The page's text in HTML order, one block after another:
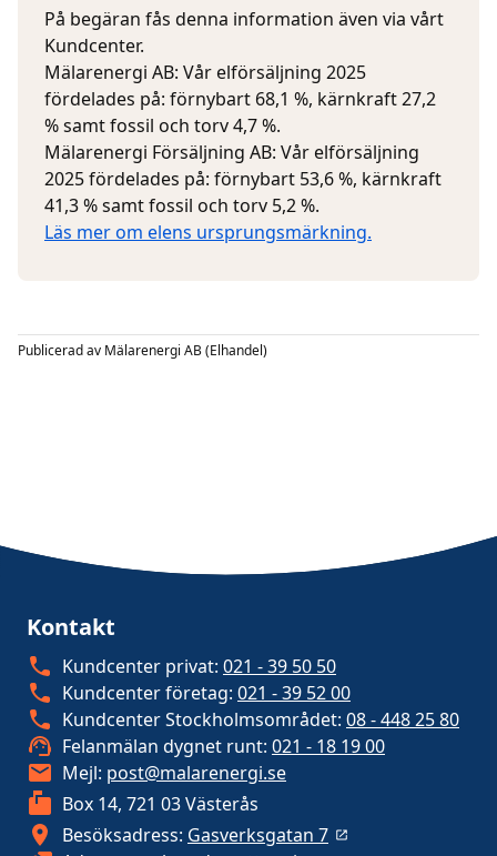
På begäran fås denna information även via vårt
Kundcenter.
Mälarenergi AB: Vår elförsäljning 2025
fördelades på: förnybart 68,1 %, kärnkraft 27,2
% samt fossil och torv 4,7 %.
Mälarenergi Försäljning AB: Vår elförsäljning
2025 fördelades på: förnybart 53,6 %, kärnkraft
41,3 % samt fossil och torv 5,2 %.
Läs mer om elens ursprungsmärkning.
Publicerad av Mälarenergi AB (Elhandel)
Kontakt
Kundcenter privat: 021 - 39 50 50
Kundcenter företag: 021 - 39 52 00
Kundcenter Stockholmsområdet: 08 - 448 25 80
Felanmälan dygnet runt: 021 - 18 19 00
Mejl: post@malarenergi.se
Box 14, 721 03 Västerås
Besöksadress: Gasverksgatan 7